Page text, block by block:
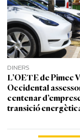
DINERS
L’OETE de Pimec
Occidental
centenar
transició